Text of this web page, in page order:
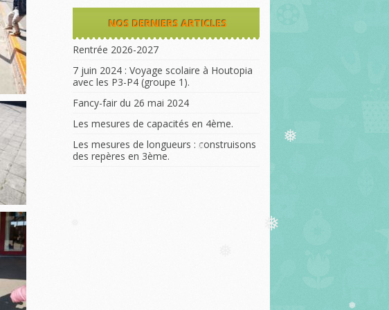
NOS DERNIERS ARTICLES
Rentrée 2026-2027
7 juin 2024 : Voyage scolaire à Houtopia
avec les P3-P4 (groupe 1).
Fancy-fair du 26 mai 2024
Les mesures de capacités en 4ème.
Les mesures de longueurs : construisons
des repères en 3ème.